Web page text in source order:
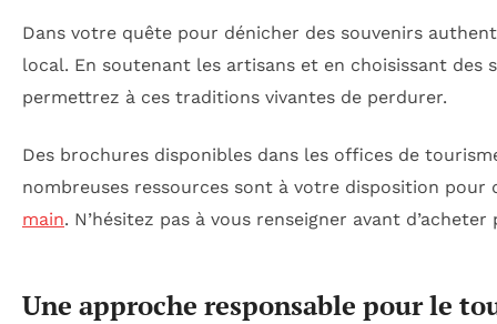
Dans votre quête pour dénicher des souvenirs
local. En soutenant les artisans et en choisissant
permettrez à ces traditions vivantes de perdurer.
Des brochures disponibles dans les offices de
nombreuses ressources sont à votre disposition pour
main. N’hésitez pas à vous renseigner avant
Une approche responsable pour le